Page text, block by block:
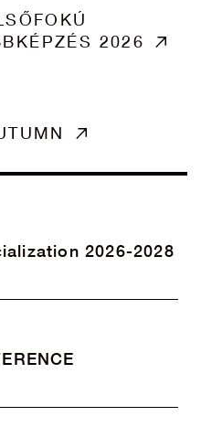
2026
2026-2028